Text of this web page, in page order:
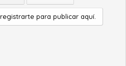
para publicar aquí.